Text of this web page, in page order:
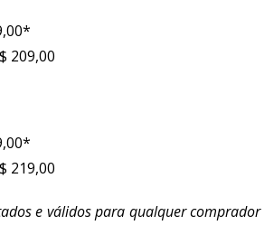
209,00
219,00
e válidos para qualquer comprador